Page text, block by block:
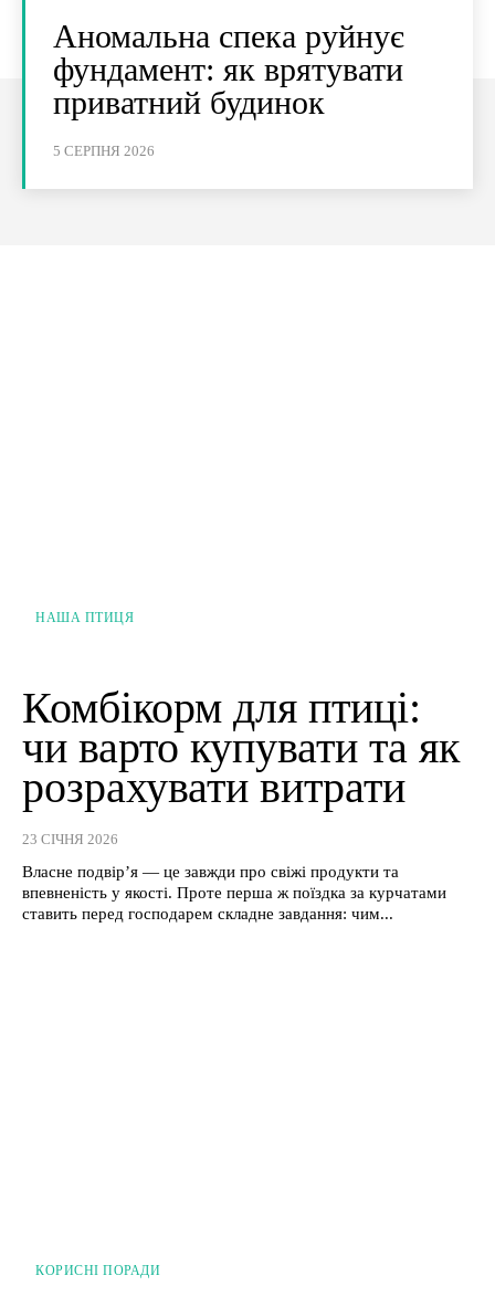
Аномальна спека руйнує
фундамент: як врятувати
приватний будинок
5 СЕРПНЯ 2026
НАША ПТИЦЯ
Комбікорм для птиці:
чи варто купувати та як
розрахувати витрати
23 СІЧНЯ 2026
Власне подвір’я — це завжди про свіжі продукти та
впевненість у якості. Проте перша ж поїздка за курчатами
ставить перед господарем складне завдання: чим...
КОРИСНІ ПОРАДИ